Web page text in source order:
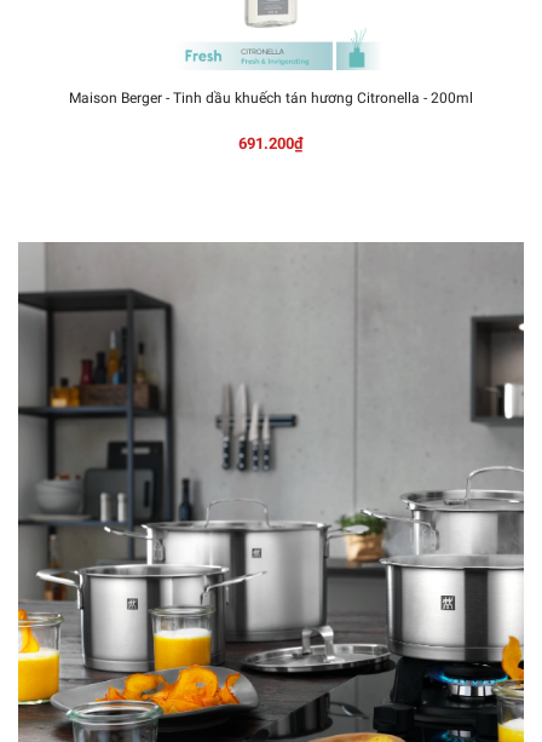
Maison Berger - Tinh dầu khuếch tán hương Citronella - 200ml
691.200₫